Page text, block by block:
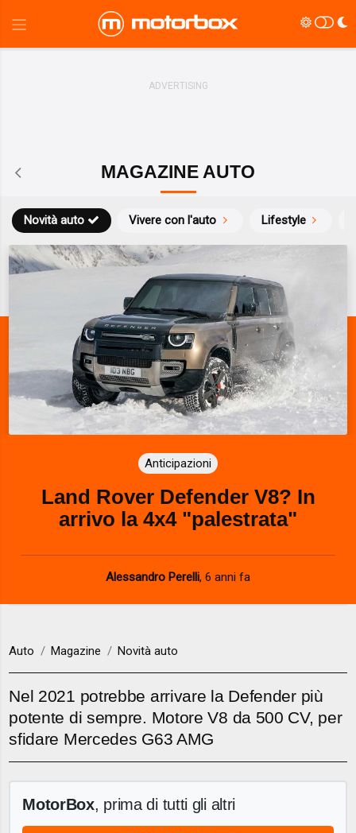
MAGAZINE AUTO
Novità auto Vivere con l'auto Lifestyle
Anticipazioni
Land Rover Defender V8? In
arrivo la 4x4 "palestrata"
Alessandro Perelli, 6 anni fa
Auto Magazine Novità auto
Nel 2021 potrebbe arrivare la Defender più
potente di sempre. Motore V8 da 500 CV, per
sfidare Mercedes G63 AMG
MotorBox, prima di tutti gli altri